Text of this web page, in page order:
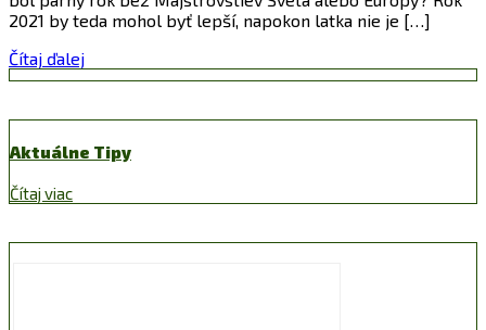
2021 by teda mohol byť lepší, napokon latka nie je […]
Čítaj ďalej
Aktuálne Tipy
Čítaj viac